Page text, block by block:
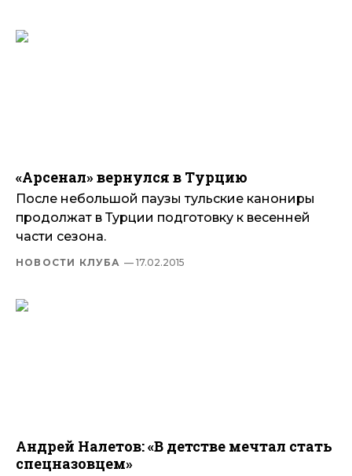
«Арсенал» вернулся в Турцию
После небольшой паузы тульские канониры
продолжат в Турции подготовку к весенней
части сезона.
НОВОСТИ КЛУБА — 17.02.2015
Андрей Налетов: «В детстве мечтал стать
спецназовцем»